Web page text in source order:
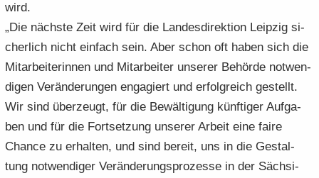
wird.
„Die nächs­te Zeit wird für die Lan­des­di­rek­ti­on Leip­zig si­
cher­lich nicht ein­fach sein. Aber schon oft haben sich die
Mit­ar­bei­te­rin­nen und Mit­ar­bei­ter un­se­rer Be­hör­de not­wen­
di­gen Ver­än­de­run­gen en­ga­giert und er­folg­reich ge­stellt.
Wir sind über­zeugt, für die Be­wäl­ti­gung künf­ti­ger Auf­ga­
ben und für die Fort­set­zung un­se­rer Ar­beit eine faire
Chan­ce zu er­hal­ten, und sind be­reit, uns in die Ge­stal­
tung not­wen­di­ger Ver­än­de­rungs­pro­zes­se in der Säch­si­